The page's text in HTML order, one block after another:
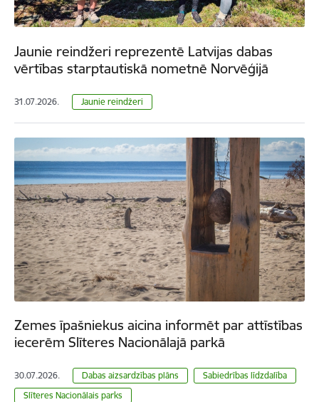
Jaunie reindžeri reprezentē Latvijas dabas
vērtības starptautiskā nometnē Norvēģijā
31.07.2026. Jaunie reindžeri
Zemes īpašniekus aicina informēt par attīstības
iecerēm Slīteres Nacionālajā parkā
30.07.2026. Dabas aizsardzības plāns
Sabiedrības līdzdalība
Slīteres Nacionālais parks